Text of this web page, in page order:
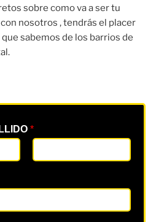
sobre como va a ser tu
nosotros , tendrás el placer
sabemos de los barrios de
*